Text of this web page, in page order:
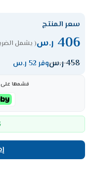
سعر المنتج
406 ر.س( يشمل
458ر.سوفر 52 ر.س
قسّمها على